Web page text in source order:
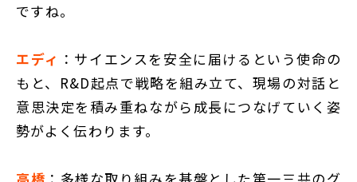
ですね。
エディ ：サイエンスを安全に届けるという使命の
もと、R&D起点で戦略を組み立て、現場の対話と
意思決定を積み重ねながら成長につなげていく姿
勢がよく伝わります。